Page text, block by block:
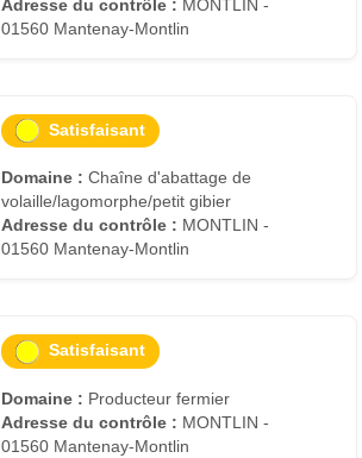
Adresse du contrôle : MONTLIN -
01560 Mantenay-Montlin
Satisfaisant
Domaine : Chaîne d'abattage de
volaille/lagomorphe/petit gibier
Adresse du contrôle : MONTLIN -
01560 Mantenay-Montlin
Satisfaisant
Domaine : Producteur fermier
Adresse du contrôle : MONTLIN -
01560 Mantenay-Montlin